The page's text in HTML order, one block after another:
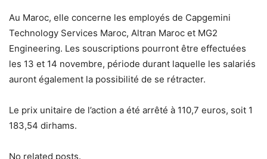
Au Maroc, elle concerne les employés de Capgemini
Technology Services Maroc, Altran Maroc et MG2
Engineering. Les souscriptions pourront être effectuées
les 13 et 14 novembre, période durant laquelle les salariés
auront également la possibilité de se rétracter.
Le prix unitaire de l’action a été arrêté à 110,7 euros, soit 1
183,54 dirhams.
No related posts.